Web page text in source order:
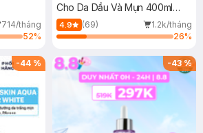
714/tháng
52%
Cho Da Dầu Và Mụn 400ml
(Mới)
4.9 (69)
1.2k/tháng
26%
-44 % -43%